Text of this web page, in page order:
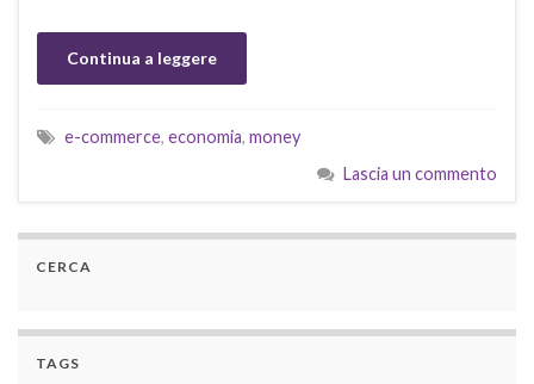
Continua a leggere
e-commerce, economia, money
Lascia un commento
CERCA
TAGS